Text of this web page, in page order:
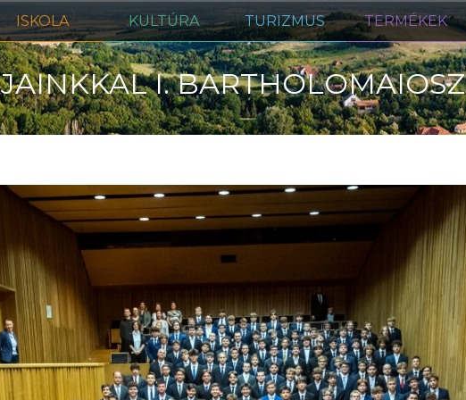
ISKOLA KULTÚRA TURIZMUS TERMÉKEK
I. BARTHOLOMAIOSZ
PÁTRIÁRKA